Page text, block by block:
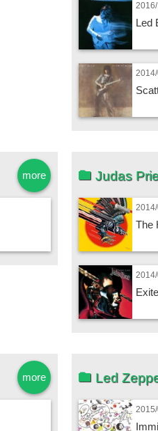
Led
more Judas
The
more Led